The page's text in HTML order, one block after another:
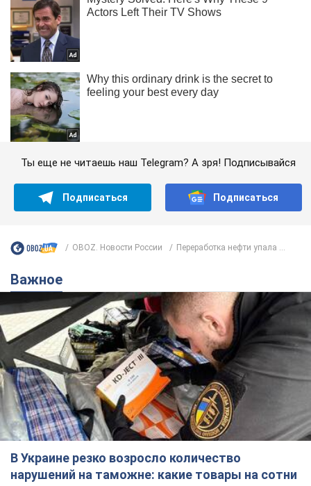
Ты еще не читаешь наш Telegram? А зря! Подписывайся
Подписаться Подписаться
OBOZ. Новости России Переработка нефти упала ...
Важное
В Украине резко возросло количество
нарушений на таможне: какие товары на сотни